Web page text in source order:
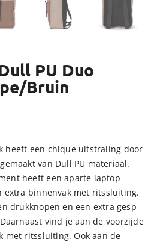
PU Duo
Bruin
heeft een chique uitstraling door
van Dull PU materiaal.
heeft een aparte laptop
extra binnenvak met ritssluiting.
drukknopen en een extra gesp
vind je aan de voorzijde
met ritssluiting. Ook aan de